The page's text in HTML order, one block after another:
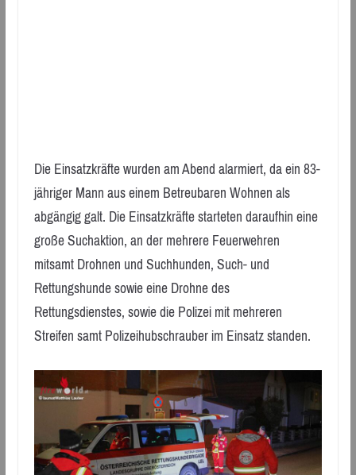
Die Einsatzkräfte wurden am Abend alarmiert, da ein 83-
jähriger Mann aus einem Betreubaren Wohnen als
abgängig galt. Die Einsatzkräfte starteten daraufhin eine
große Suchaktion, an der mehrere Feuerwehren
mitsamt Drohnen und Suchhunden, Such- und
Rettungshunde sowie eine Drohne des
Rettungsdienstes, sowie die Polizei mit mehreren
Streifen samt Polizeihubschrauber im Einsatz standen.